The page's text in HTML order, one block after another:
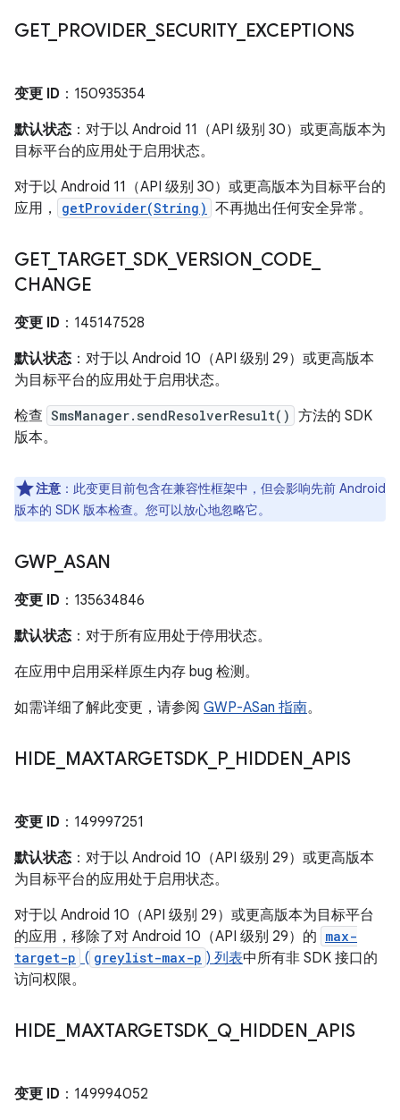
GET_ PROVIDER SECURITY_ EXCEPTIONS
变更 ID ：150935354
默认状态 ：对于以 Android 11（API 级别 30）或更高版本为
目标平台的应用处于启用状态。
对于以 Android 11（API 级别 30）或更高版本为目标平台的
应用，
getProvider(String) 不再抛出任何安全异常。
GET_ TARGET_SDK_VERSION CODE
CHANGE
变更 ID ：145147528
默认状态 ：对于以 Android 10（API 级别 29）或更高版本
为目标平台的应用处于启用状态。
检查 SmsManager.sendResolverResult() 方法的 SDK
版本。
注意 ：此变更目前包含在兼容性框架中，但会影响先前 Android
版本的 SDK 版本检查。您可以放心地忽略它。
GWP_ ASAN
变更 ID ：135634846
默认状态 ：对于所有应用处于停用状态。
在应用中启用采样原生内存 bug 检测。
如需详细了解此变更，请参阅 GWP-ASan 指南。
HIDE MAXTARGETSDK_ P_ HIDDEN _APIS
变更 ID ：149997251
默认状态 ：对于以 Android 10（API 级别 29）或更高版本
为目标平台的应用处于启用状态。
对于以 Android 10（API 级别 29）或更高版本为目标平台
的应用，移除了对 Android 10（API 级别 29）的 max-
target-p ( greylist-max-p ) 列表中所有非 SDK 接口的
访问权限。
HIDE MAXTARGETSDK_ Q_ HIDDEN _APIS
变更 ID ：149994052